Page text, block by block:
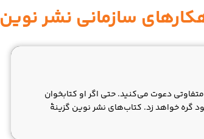
سازمانی نشر نوین
دعوت می‌کنید. حتی اگر او کتابخوان
گره خواهد زد. کتاب‌های نشر نوین گزینۀ